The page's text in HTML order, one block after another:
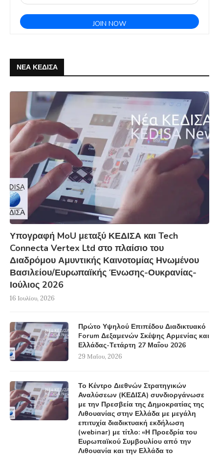
ΝΕΑ ΚΕΔΙΣΑ
Υπογραφή MoU μεταξύ ΚΕΔΙΣΑ και Tech
Connecta Vertex Ltd στο πλαίσιο του
Διαδρόμου Αμυντικής Καινοτομίας Ηνωμένου
Βασιλείου/Ευρωπαϊκής Ένωσης-Ουκρανίας-
Ιούλιος 2026
16 Ιουλίου, 2026
Πρώτο Υψηλού Επιπέδου Διαδικτυακό
Forum Δεξαμενών Σκέψης Αρμενίας και
Ελλάδας-Τετάρτη 27 Μαΐου 2026
29 Μαΐου, 2026
Το Κέντρο Διεθνών Στρατηγικών
Αναλύσεων (ΚΕΔΙΣΑ) συνδιοργάνωσε
με την Πρεσβεία της Δημοκρατίας της
Λιθουανίας στην Ελλάδα με μεγάλη
επιτυχία διαδικτυακή εκδήλωση
(webinar) με τίτλο: «Η Προεδρία του
Ευρωπαϊκού Συμβουλίου από την
Λιθουανία και την Ελλάδα το